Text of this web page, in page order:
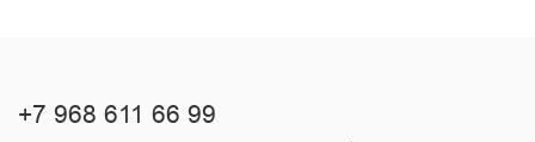
+7 968 611 66 99